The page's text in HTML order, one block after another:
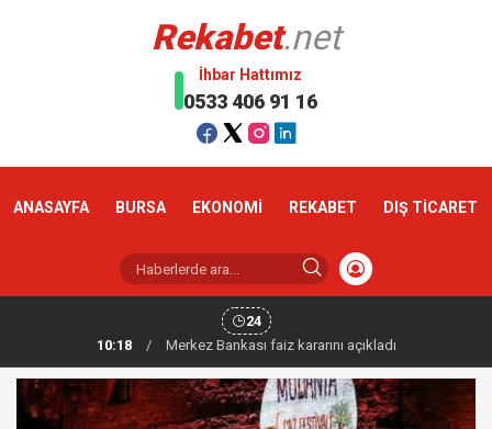
Rekabet.net
İhbar Hattımız
0533 406 91 16
ANASAYFA BURSA EKONOMİ REKABET DIŞ TİCARET
24
10:18
/ Altın haftaya yükselişle başladı